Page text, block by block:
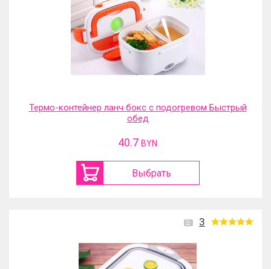
Термо-контейнер ланч бокс с подогревом Быстрый
обед
40.7 BYN
Выбрать
3